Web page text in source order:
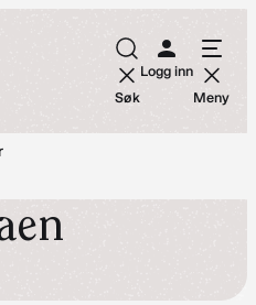
Søk
Logg inn
Meny